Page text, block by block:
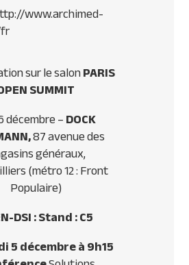
www.archimed-
sur le salonPARIS
SUMMIT
décembre –DOCK
87 avenue des
généraux,
(métro 12 : Front
Populaire)
DSI : Stand : C5
5 décembre à 9h15